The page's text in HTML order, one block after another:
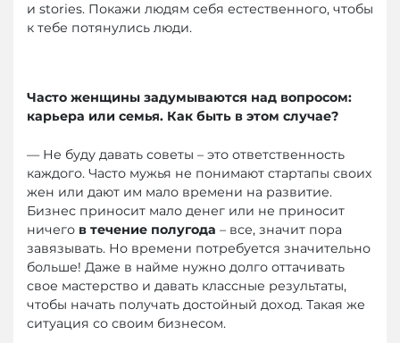
и stories. Покажи людям себя естественного, чтобы
к тебе потянулись люди.
Часто женщины задумываются над вопросом:
карьера или семья. Как быть в этом случае?
— Не буду давать советы – это ответственность
каждого. Часто мужья не понимают стартапы своих
жен или дают им мало времени на развитие.
Бизнес приносит мало денег или не приносит
ничего в течение полугода – все, значит пора
завязывать. Но времени потребуется значительно
больше! Даже в найме нужно долго оттачивать
свое мастерство и давать классные результаты,
чтобы начать получать достойный доход. Такая же
ситуация со своим бизнесом.